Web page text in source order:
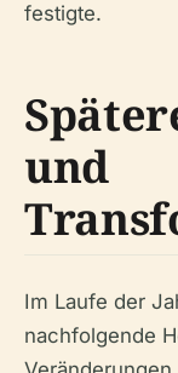
festigte.
und
Im Laufe der
nachfolgende